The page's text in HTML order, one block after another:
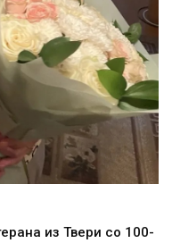
из Твери со 100-